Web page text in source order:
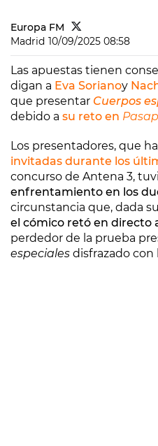
Europa FM
Madrid 10/09/2025 08:58
Las apuestas tienen
digan a Eva Sorianoy
que presentar Cuerpos
debido a su reto en
Los presentadores, que
invitadas durante los
concurso de Antena 3,
enfrentamiento en los
circunstancia que, dada
el cómico retó en directo
perdedor de la prueba
especiales disfrazado con